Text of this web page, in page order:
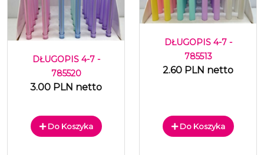
DŁUGOPIS 4-7 -
785520
3.00 PLN netto
Do Koszyka
DŁUGOPIS 4-7 -
785513
2.60 PLN netto
Do Koszyka